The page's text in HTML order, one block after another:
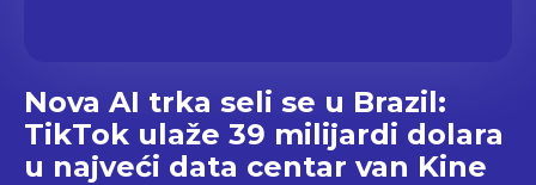
Nova AI trka seli se u Brazil:
TikTok ulaže 39 milijardi dolara
u najveći data centar van Kine